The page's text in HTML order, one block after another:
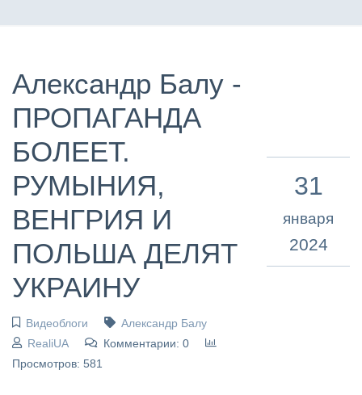
Александр Балу -
ПРОПАГАНДА
БОЛЕЕТ.
РУМЫНИЯ,
ВЕНГРИЯ И
ПОЛЬША ДЕЛЯТ
УКРАИНУ
Видеоблоги
Александр Балу
RealiUA
Комментарии: 0
Просмотров: 581
31
января
2024